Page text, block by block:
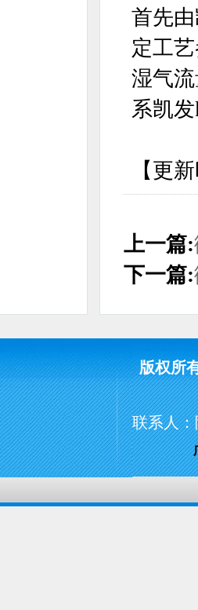
首先
定工
湿气
系凯
【更
上一篇:
下一篇:
版权所
联系人：